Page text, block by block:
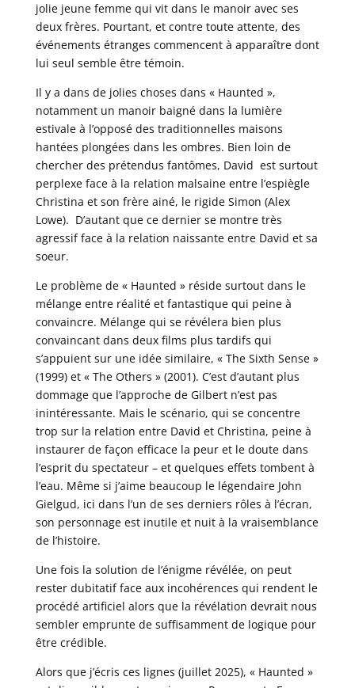
jolie jeune femme qui vit dans le manoir avec ses
deux frères. Pourtant, et contre toute attente, des
événements étranges commencent à apparaître dont
lui seul semble être témoin.
Il y a dans de jolies choses dans « Haunted »,
notamment un manoir baigné dans la lumière
estivale à l’opposé des traditionnelles maisons
hantées plongées dans les ombres. Bien loin de
chercher des prétendus fantômes, David est surtout
perplexe face à la relation malsaine entre l’espiègle
Christina et son frère ainé, le rigide Simon (Alex
Lowe). D’autant que ce dernier se montre très
agressif face à la relation naissante entre David et sa
soeur.
Le problème de « Haunted » réside surtout dans le
mélange entre réalité et fantastique qui peine à
convaincre. Mélange qui se révélera bien plus
convaincant dans deux films plus tardifs qui
s’appuient sur une idée similaire, « The Sixth Sense »
(1999) et « The Others » (2001). C’est d’autant plus
dommage que l’approche de Gilbert n’est pas
inintéressante. Mais le scénario, qui se concentre
trop sur la relation entre David et Christina, peine à
instaurer de façon efficace la peur et le doute dans
l’esprit du spectateur – et quelques effets tombent à
l’eau. Même si j’aime beaucoup le légendaire John
Gielgud, ici dans l’un de ses derniers rôles à l’écran,
son personnage est inutile et nuit à la vraisemblance
de l’histoire.
Une fois la solution de l’énigme révélée, on peut
rester dubitatif face aux incohérences qui rendent le
procédé artificiel alors que la révélation devrait nous
sembler emprunte de suffisamment de logique pour
être crédible.
Alors que j’écris ces lignes (juillet 2025), « Haunted »